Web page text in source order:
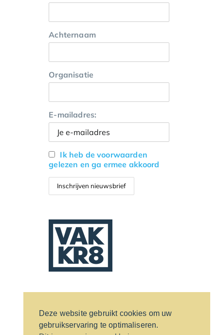
Achternaam
Organisatie
E-mailadres:
Ik heb de voorwaarden
gelezen en ga ermee akkoord
Deze website gebruikt cookies om uw
gebruikservaring te optimaliseren.